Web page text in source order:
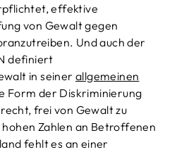
effektive
von Gewalt gegen
Und auch der
definiert
in seiner allgemeinen
Form der Diskriminierung
frei von Gewalt zu
Zahlen an Betroffenen
fehlt es an einer